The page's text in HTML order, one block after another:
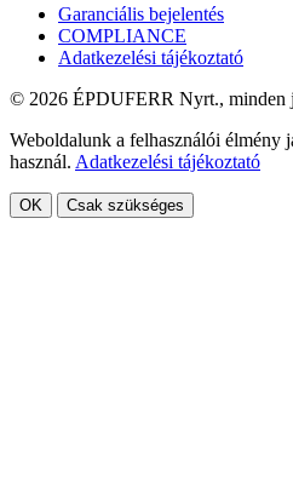
Garanciális bejelentés
COMPLIANCE
Adatkezelési tájékoztató
© 2026 ÉPDUFERR Nyrt., minden
Weboldalunk a felhasználói élmény
használ. Adatkezelési tájékoztató
OK Csak szükséges